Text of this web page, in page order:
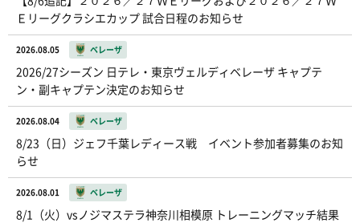
Ｅリーグクラシエカップ 試合日程のお知らせ
2026.08.05 ベレーザ
2026/27シーズン 日テレ・東京ヴェルディベレーザ キャプテ
ン・副キャプテン決定のお知らせ
2026.08.04 ベレーザ
8/23（日）ジェフ千葉レディース戦 イベント参加者募集のお知
らせ
2026.08.01 ベレーザ
8/1（火）vsノジマステラ神奈川相模原 トレーニングマッチ結果